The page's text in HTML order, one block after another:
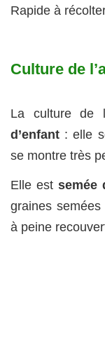
Rapide à
Culture de
La culture de
d’enfant : elle
se montre très
Elle estsemée
graines
à peine